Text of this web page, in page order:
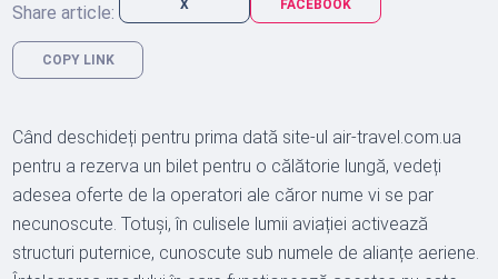
Share article: X FACEBOOK
COPY LINK
Când deschideți pentru prima dată site-ul air-travel.com.ua
pentru a rezerva un bilet pentru o călătorie lungă, vedeți
adesea oferte de la operatori ale căror nume vi se par
necunoscute. Totuși, în culisele lumii aviației activează
structuri puternice, cunoscute sub numele de alianțe aeriene.